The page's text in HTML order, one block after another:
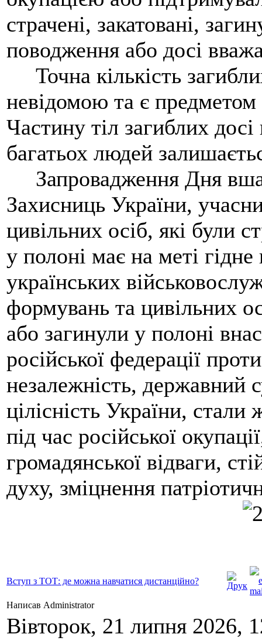
страчені, закатовані,
поводження або досі
Точна кількість
невідомою та є
Частину тіл загиблих
багатьох людей
Запровадження Дня
Захисниць України,
цивільних осіб, які були
у полоні має на меті
українських
формувань та цивільних
або загинули у полоні
російської федерації
незалежність, державний
цілісність України,
під час російської
громадянської відваги,
духу, зміцнення
Вступ з ТОТ: де можна навчатися дистанційно?
Написав Administrator
Вівторок, 21 липня 2026,